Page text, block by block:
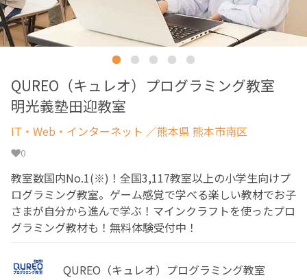
QUREO（キュレオ）プログラミング教室
明光義塾田迎教室
IT・Web・インターネット ／熊本県 熊本市南区
0
教室数国内No.1(※)！全国3,117教室以上の小学生向けプ
ログラミング教室。ゲーム感覚で学べる楽しい教材でお子
さまが自分から進んで学ぶ！マインクラフトを使ったプロ
グラミング教材も！無料体験受付中！
QUREO（キュレオ）プログラミング教室